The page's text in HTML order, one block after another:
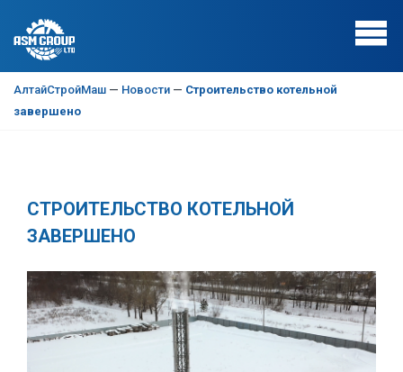
АлтайСтройМаш — Новости — Строительство котельной
завершено
СТРОИТЕЛЬСТВО КОТЕЛЬНОЙ
ЗАВЕРШЕНО